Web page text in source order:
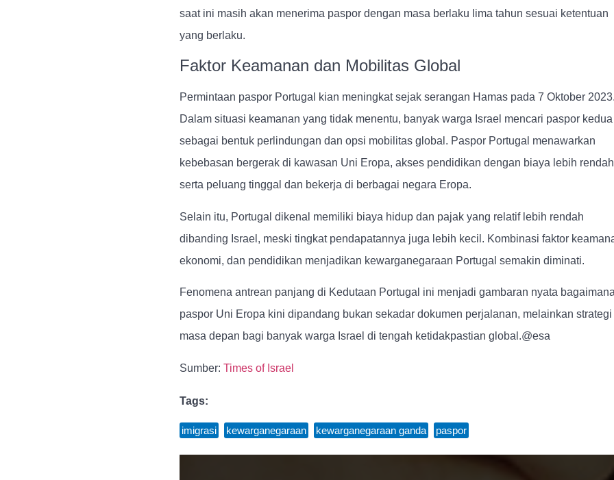
saat ini masih akan menerima paspor dengan masa berlaku lima tahun sesuai ketentuan
yang berlaku.
Faktor Keamanan dan Mobilitas Global
Permintaan paspor Portugal kian meningkat sejak serangan Hamas pada 7 Oktober 2023.
Dalam situasi keamanan yang tidak menentu, banyak warga Israel mencari paspor kedua
sebagai bentuk perlindungan dan opsi mobilitas global. Paspor Portugal menawarkan
kebebasan bergerak di kawasan Uni Eropa, akses pendidikan dengan biaya lebih
serta peluang tinggal dan bekerja di berbagai negara Eropa.
Selain itu, Portugal dikenal memiliki biaya hidup dan pajak yang relatif lebih rendah
dibanding Israel, meski tingkat pendapatannya juga lebih kecil. Kombinasi faktor
ekonomi, dan pendidikan menjadikan kewarganegaraan Portugal semakin diminati.
Fenomena antrean panjang di Kedutaan Portugal ini menjadi gambaran nyata bagaimana
paspor Uni Eropa kini dipandang bukan sekadar dokumen perjalanan, melainkan strategi
masa depan bagi banyak warga Israel di tengah ketidakpastian global.@esa
Sumber: Times of Israel
Tags:
imigrasi kewarganegaraan kewarganegaraan ganda paspor